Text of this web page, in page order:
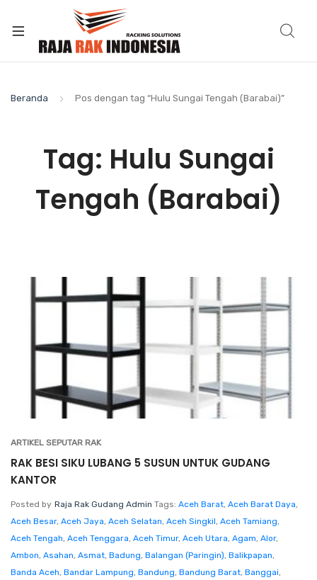
Beranda Pos dengan tag “Hulu Sungai Tengah (Barabai)”
Tag: Hulu Sungai
Tengah (Barabai)
ARTIKEL SEPUTAR RAK
RAK BESI SIKU LUBANG 5 SUSUN UNTUK GUDANG
KANTOR
Posted by Raja Rak Gudang Admin Tags: Aceh Barat, Aceh Barat Daya,
Aceh Besar, Aceh Jaya, Aceh Selatan, Aceh Singkil, Aceh Tamiang,
Aceh Tengah, Aceh Tenggara, Aceh Timur, Aceh Utara, Agam, Alor,
Ambon, Asahan, Asmat, Badung, Balangan (Paringin), Balikpapan,
Banda Aceh, Bandar Lampung, Bandung, Bandung Barat, Banggai,